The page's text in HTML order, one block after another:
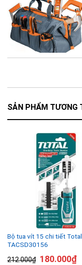
SẢN PHẨM TƯƠNG
Bộ tua vít 15 chi tiết Total
TACSD30156
212.000₫ 180.000₫